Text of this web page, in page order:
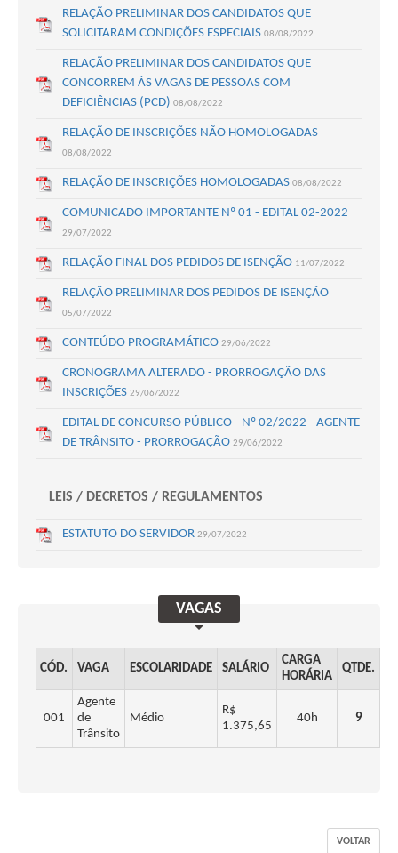
RELAÇÃO PRELIMINAR DOS CANDIDATOS QUE
SOLICITARAM CONDIÇÕES ESPECIAIS 08/08/2022
RELAÇÃO PRELIMINAR DOS CANDIDATOS QUE
CONCORREM ÀS VAGAS DE PESSOAS COM
DEFICIÊNCIAS (PCD) 08/08/2022
RELAÇÃO DE INSCRIÇÕES NÃO HOMOLOGADAS
08/08/2022
RELAÇÃO DE INSCRIÇÕES HOMOLOGADAS 08/08/2022
COMUNICADO IMPORTANTE Nº 01 - EDITAL 02-2022
29/07/2022
RELAÇÃO FINAL DOS PEDIDOS DE ISENÇÃO 11/07/2022
RELAÇÃO PRELIMINAR DOS PEDIDOS DE ISENÇÃO
05/07/2022
CONTEÚDO PROGRAMÁTICO 29/06/2022
CRONOGRAMA ALTERADO - PRORROGAÇÃO DAS
INSCRIÇÕES 29/06/2022
EDITAL DE CONCURSO PÚBLICO - Nº 02/2022 - AGENTE
DE TRÂNSITO - PRORROGAÇÃO 29/06/2022
LEIS / DECRETOS / REGULAMENTOS
ESTATUTO DO SERVIDOR 29/07/2022
VAGAS
CÓD. VAGA ESCOLARIDADE SALÁRIO
CARGA
HORÁRIA
QTDE.
001
Agente
de
Trânsito
Médio
R$
1.375,65
40h 9
VOLTAR